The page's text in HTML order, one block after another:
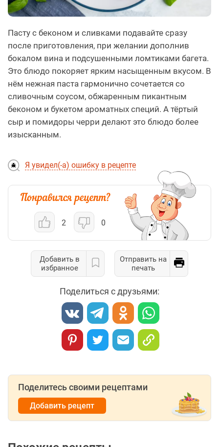
Пасту с беконом и сливками подавайте сразу
после приготовления, при желании дополнив
бокалом вина и подсушенными ломтиками багета.
Это блюдо покоряет ярким насыщенным вкусом. В
нём нежная паста гармонично сочетается со
сливочным соусом, обжаренным пикантным
беконом и букетом ароматных специй. А тёртый
сыр и помидоры черри делают это блюдо более
изысканным.
Я увидел(-а) ошибку в рецепте
2 0
Добавить в
избранное
Отправить на
печать
Поделиться с друзьями:
Поделитесь своими рецептами
Добавить рецепт